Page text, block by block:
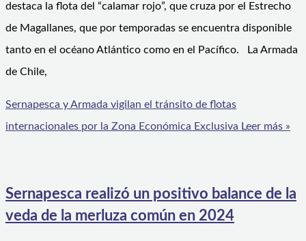
destaca la flota del “calamar rojo”, que cruza por el Estrecho
de Magallanes, que por temporadas se encuentra disponible
tanto en el océano Atlántico como en el Pacífico. La Armada
de Chile,
Sernapesca y Armada vigilan el tránsito de flotas
internacionales por la Zona Económica Exclusiva Leer más »
Sernapesca realizó un positivo balance de la
veda de la merluza común en 2024